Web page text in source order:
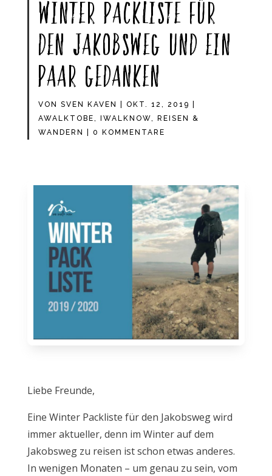
Winter Packliste für
den Jakobsweg und ein
paar Gedanken
VON SVEN KAVEN OKT. 12, 2019
AWALKTOBE, IWALKNOW, REISEN &
WANDERN
0 KOMMENTARE
Liebe Freunde,
Eine Winter Packliste für den Jakobsweg wird
immer aktueller, denn im Winter auf dem
Jakobsweg zu reisen ist schon etwas anderes.
In wenigen Monaten – um genau zu sein, vom